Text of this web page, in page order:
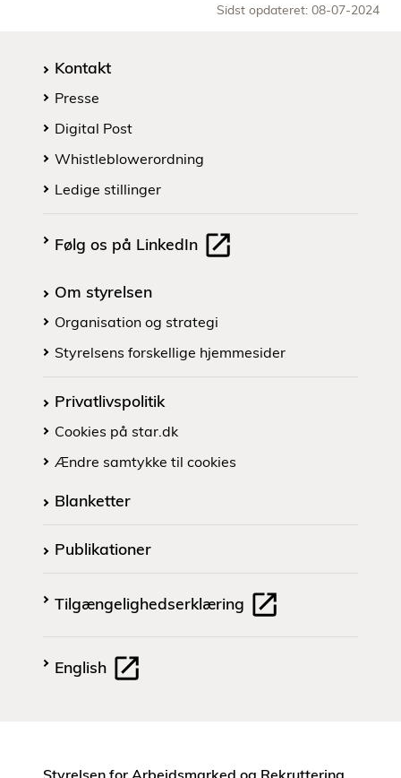
Sidst opdateret: 08-07-2024
Kontakt
Presse
Digital Post
Whistleblowerordning
Ledige stillinger
Følg os på LinkedIn
Om styrelsen
Organisation og strategi
Styrelsens forskellige hjemmesider
Privatlivspolitik
Cookies på star.dk
Ændre samtykke til cookies
Blanketter
Publikationer
Tilgængelighedserklæring
English